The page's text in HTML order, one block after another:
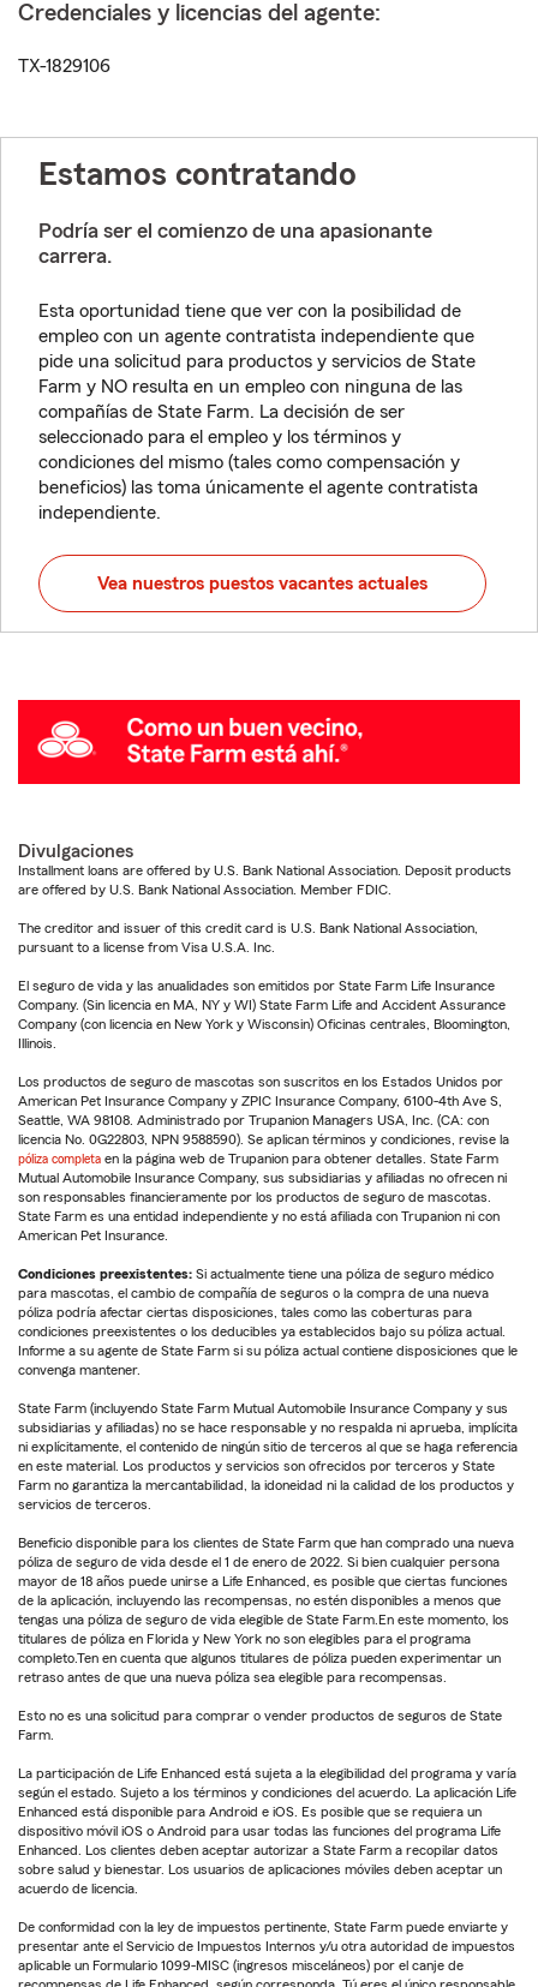
Credenciales y licencias del agente:
TX-1829106
Estamos contratando
Podría ser el comienzo de una apasionante
carrera.
Esta oportunidad tiene que ver con la posibilidad de
empleo con un agente contratista independiente que
pide una solicitud para productos y servicios de State
Farm y NO resulta en un empleo con ninguna de las
compañías de State Farm. La decisión de ser
seleccionado para el empleo y los términos y
condiciones del mismo (tales como compensación y
beneficios) las toma únicamente el agente contratista
independiente.
Vea nuestros puestos vacantes actuales
Divulgaciones
Installment loans are offered by U.S. Bank National Association. Deposit products
are offered by U.S. Bank National Association. Member FDIC.
The creditor and issuer of this credit card is U.S. Bank National Association,
pursuant to a license from Visa U.S.A. Inc.
El seguro de vida y las anualidades son emitidos por State Farm Life Insurance
Company. (Sin licencia en MA, NY y WI) State Farm Life and Accident Assurance
Company (con licencia en New York y Wisconsin) Oficinas centrales, Bloomington,
Illinois.
Los productos de seguro de mascotas son suscritos en los Estados Unidos por
American Pet Insurance Company y ZPIC Insurance Company, 6100-4th Ave S,
Seattle, WA 98108. Administrado por Trupanion Managers USA, Inc. (CA: con
licencia No. 0G22803, NPN 9588590). Se aplican términos y condiciones, revise la
póliza completa en la página web de Trupanion para obtener detalles. State Farm
Mutual Automobile Insurance Company, sus subsidiarias y afiliadas no ofrecen ni
son responsables financieramente por los productos de seguro de mascotas.
State Farm es una entidad independiente y no está afiliada con Trupanion ni con
American Pet Insurance.
Condiciones preexistentes: Si actualmente tiene una póliza de seguro médico
para mascotas, el cambio de compañía de seguros o la compra de una nueva
póliza podría afectar ciertas disposiciones, tales como las coberturas para
condiciones preexistentes o los deducibles ya establecidos bajo su póliza actual.
Informe a su agente de State Farm si su póliza actual contiene disposiciones que le
convenga mantener.
State Farm (incluyendo State Farm Mutual Automobile Insurance Company y sus
subsidiarias y afiliadas) no se hace responsable y no respalda ni aprueba, implícita
ni explícitamente, el contenido de ningún sitio de terceros al que se haga referencia
en este material. Los productos y servicios son ofrecidos por terceros y State
Farm no garantiza la mercantabilidad, la idoneidad ni la calidad de los productos y
servicios de terceros.
Beneficio disponible para los clientes de State Farm que han comprado una nueva
póliza de seguro de vida desde el 1 de enero de 2022. Si bien cualquier persona
mayor de 18 años puede unirse a Life Enhanced, es posible que ciertas funciones
de la aplicación, incluyendo las recompensas, no estén disponibles a menos que
tengas una póliza de seguro de vida elegible de State Farm.En este momento, los
titulares de póliza en Florida y New York no son elegibles para el programa
completo.Ten en cuenta que algunos titulares de póliza pueden experimentar un
retraso antes de que una nueva póliza sea elegible para recompensas.
Esto no es una solicitud para comprar o vender productos de seguros de State
Farm.
La participación de Life Enhanced está sujeta a la elegibilidad del programa y varía
según el estado. Sujeto a los términos y condiciones del acuerdo. La aplicación Life
Enhanced está disponible para Android e iOS. Es posible que se requiera un
dispositivo móvil iOS o Android para usar todas las funciones del programa Life
Enhanced. Los clientes deben aceptar autorizar a State Farm a recopilar datos
sobre salud y bienestar. Los usuarios de aplicaciones móviles deben aceptar un
acuerdo de licencia.
De conformidad con la ley de impuestos pertinente, State Farm puede enviarte y
presentar ante el Servicio de Impuestos Internos y/u otra autoridad de impuestos
aplicable un Formulario 1099-MISC (ingresos misceláneos) por el canje de